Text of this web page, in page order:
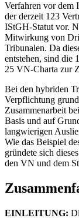
Verfahren vor dem
der derzeit 123
IStGH-Statut vor.
Mitwirkung von
Tribunalen. Da
entstehen, sind die
25 VN-Charta zur
Bei den hybriden
Verpflichtung
Zusammenarbeit
Basis und auf
langwierigen
Wie das Beispiel
gründete sich
den VN und dem
EINLEITUNG: